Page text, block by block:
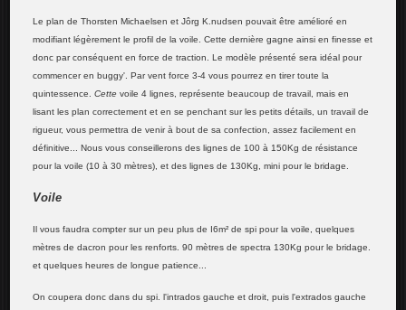
Le plan de Thorsten Michaelsen et Jôrg K.nudsen pouvait être amélioré en
modifiant légèrement le profil de la voile. Cette dernière gagne ainsi en finesse et
donc par conséquent en force de traction. Le modèle présenté sera idéal pour
commencer en buggy'. Par vent force 3-4 vous pourrez en tirer toute la
quintessence.Cettevoile 4 lignes, représente beaucoup de travail, mais en
lisant les plan correctement et en se penchant sur les petits détails, un travail de
rigueur, vous permettra de venir à bout de sa confection, assez facilement en
définitive... Nous vous conseillerons des lignes de 100 à 150Kg de résistance
pour la voile (10 à 30 mètres), et des lignes de 130Kg, mini pour le bridage.
Voile
Il vous faudra compter sur un peu plus de I6m² de spi pour la voile, quelques
mètres de dacron pour les renforts. 90 mètres de spectra 130Kg pour le bridage.
et quelques heures de longue patience...
On coupera donc dans du spi. l'intrados gauche et droit, puis l'extrados gauche